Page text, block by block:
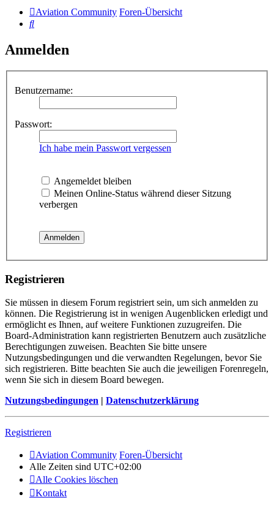
Aviation Community Foren-Übersicht
Suche
Anmelden
Benutzername:
Passwort:
Ich habe mein Passwort vergessen
Angemeldet bleiben
Meinen Online-Status während dieser Sitzung
verbergen
Registrieren
Sie müssen in diesem Forum registriert sein, um sich anmelden zu
können. Die Registrierung ist in wenigen Augenblicken erledigt und
ermöglicht es Ihnen, auf weitere Funktionen zuzugreifen. Die
Board-Administration kann registrierten Benutzern auch zusätzliche
Berechtigungen zuweisen. Beachten Sie bitte unsere
Nutzungsbedingungen und die verwandten Regelungen, bevor Sie
sich registrieren. Bitte beachten Sie auch die jeweiligen Forenregeln,
wenn Sie sich in diesem Board bewegen.
Nutzungsbedingungen | Datenschutzerklärung
Registrieren
Aviation Community Foren-Übersicht
Alle Zeiten sind UTC+02:00
Alle Cookies löschen
Kontakt